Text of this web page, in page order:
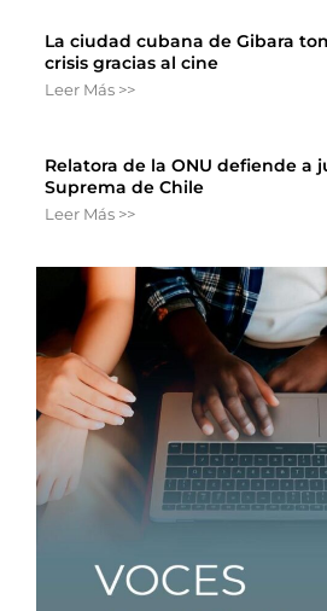
La ciudad cubana de Gibara
crisis gracias al cine
Leer Más >>
Relatora de la ONU defiende a
Suprema de Chile
Leer Más >>